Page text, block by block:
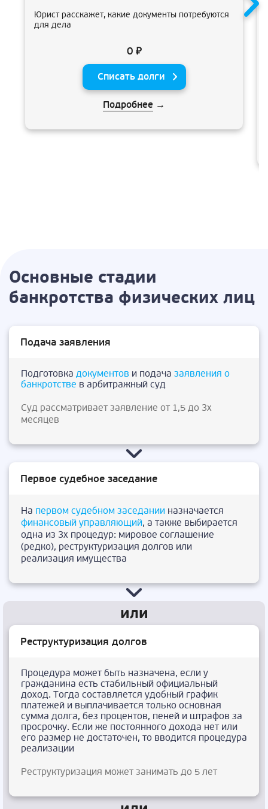
Юрист расскажет, какие документы потребуются
для дела
0 ₽
Списать долги
Подробнее →
Основные стадии
банкротства физических лиц
Подача заявления
Подготовка документов и подача заявления о
банкротстве в арбитражный суд
Суд рассматривает заявление от 1,5 до 3х
месяцев
Первое судебное заседание
На первом судебном заседании назначается
финансовый управляющий, а также выбирается
одна из 3х процедур: мировое соглашение
(редко), реструктуризация долгов или
реализация имущества
Реструктуризация долгов
Процедура может быть назначена, если у
гражданина есть стабильный официальный
доход. Тогда составляется удобный график
платежей и выплачивается только основная
сумма долга, без процентов, пеней и штрафов за
просрочку. Если же постоянного дохода нет или
его размер не достаточен, то вводится процедура
реализации
Реструктуризация может занимать до 5 лет